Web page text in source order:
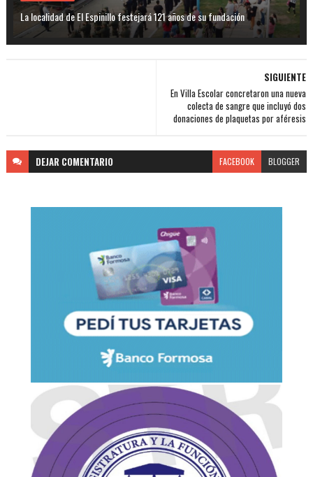
La localidad de El Espinillo festejará 121 años de su fundación
SIGUIENTE
En Villa Escolar concretaron una nueva
colecta de sangre que incluyó dos
donaciones de plaquetas por aféresis
DEJAR COMENTARIO FACEBOOK BLOGGER